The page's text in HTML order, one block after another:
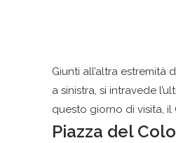
Giunti all’altra estremità
a sinistra, si intravede
questo giorno di visita, il
Piazza del